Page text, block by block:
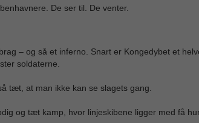
De ser til. De venter.
– og så et inferno. Snart er Kongedybet et
soldaterne.
tæt, at man ikke kan se slagets gang.
og tæt kamp, hvor linjeskibene ligger med få